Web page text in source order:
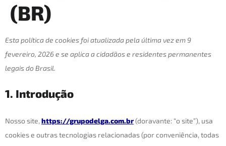
(BR)
Esta política de cookies foi atualizada pela última vez em 9
fevereiro, 2026 e se aplica a cidadãos e residentes permanentes
legais do Brasil.
1. Introdução
Nosso site, https://grupodelga.com.br(doravante: “o site”), usa
cookies e outras tecnologias relacionadas (por conveniência, todas